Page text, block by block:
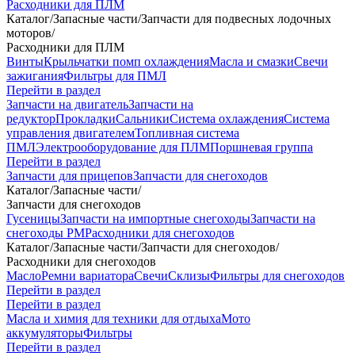
Расходники для ПЛМ
Каталог/Запасные части/Запчасти для подвесных лодочных
моторов/
Расходники для ПЛМ
ВинтыКрыльчатки помп охлажденияМасла и смазкиСвечи
зажиганияФильтры для ПМЛ
Перейти в раздел
Запчасти на двигательЗапчасти на
редукторПрокладкиСальникиСистема охлажденияСистема
управления двигателемТопливная система
ПМЛЭлектрооборудование для ПЛМПоршневая группа
Перейти в раздел
Запчасти для прицеповЗапчасти для снегоходов
Каталог/Запасные части/
Запчасти для снегоходов
ГусеницыЗапчасти на импортные снегоходыЗапчасти на
снегоходы РМРасходники для снегоходов
Каталог/Запасные части/Запчасти для снегоходов/
Расходники для снегоходов
МаслоРемни вариатораСвечиСклизыФильтры для снегоходов
Перейти в раздел
Перейти в раздел
Масла и химия для техники для отдыхаМото
аккумуляторыФильтры
Перейти в раздел